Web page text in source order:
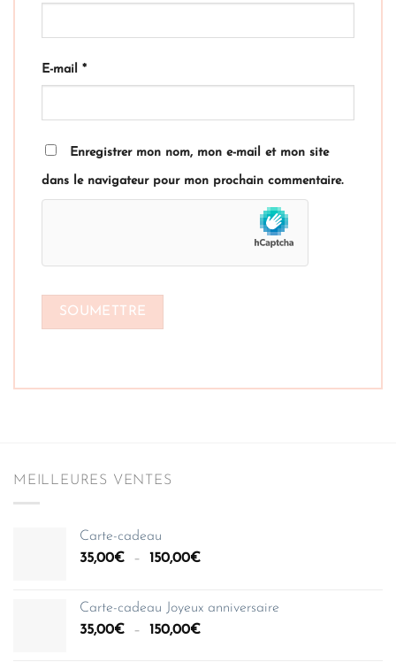
E-mail *
Enregistrer mon nom, mon e-mail et mon site
dans le navigateur pour mon prochain commentaire.
MEILLEURES VENTES
Carte-cadeau
35,00€ – 150,00€Plage
35,00€
à
Carte-cadeau Joyeux anniversaire
35,00€ – 150,00€Plage